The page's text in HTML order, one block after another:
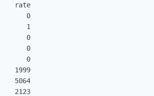
rate
0
1
0
0
0
1999
5064
2123